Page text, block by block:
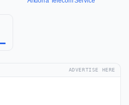
ADVERTISE HERE